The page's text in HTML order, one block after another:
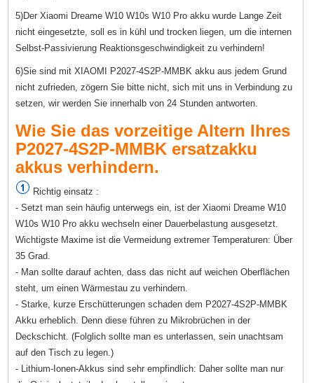
5)Der Xiaomi Dreame W10 W10s W10 Pro akku wurde Lange Zeit
nicht eingesetzte, soll es in kühl und trocken liegen, um die internen
Selbst-Passivierung Reaktionsgeschwindigkeit zu verhindern!
6)Sie sind mit XIAOMI P2027-4S2P-MMBK akku aus jedem Grund
nicht zufrieden, zögern Sie bitte nicht, sich mit uns in Verbindung zu
setzen, wir werden Sie innerhalb von 24 Stunden antworten.
Wie Sie das vorzeitige Altern Ihres
P2027-4S2P-MMBK ersatzakku
akkus verhindern.
Richtig einsatz :
- Setzt man sein häufig unterwegs ein, ist der Xiaomi Dreame W10
W10s W10 Pro akku wechseln einer Dauerbelastung ausgesetzt.
Wichtigste Maxime ist die Vermeidung extremer Temperaturen: Über
35 Grad.
- Man sollte darauf achten, dass das nicht auf weichen Oberflächen
steht, um einen Wärmestau zu verhindern.
- Starke, kurze Erschütterungen schaden dem P2027-4S2P-MMBK
Akku erheblich. Denn diese führen zu Mikrobrüchen in der
Deckschicht. (Folglich sollte man es unterlassen, sein unachtsam
auf den Tisch zu legen.)
- Lithium-Ionen-Akkus sind sehr empfindlich: Daher sollte man nur